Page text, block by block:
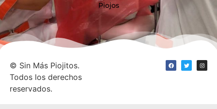
Piojos
© Sin Más Piojitos.
Todos los derechos
reservados.